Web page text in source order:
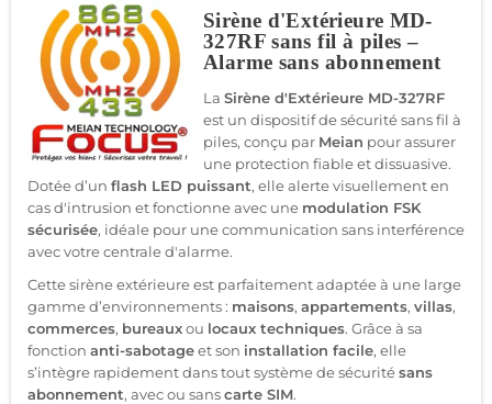
Sirène d'Extérieure MD-
327RF sans fil à piles –
Alarme sans abonnement
La Sirène d'Extérieure MD-327RF
est un dispositif de sécurité sans fil à
piles, conçu par Meian pour assurer
une protection fiable et dissuasive.
Dotée d’un flash LED puissant, elle alerte visuellement en
cas d'intrusion et fonctionne avec une modulation FSK
sécurisée, idéale pour une communication sans interférence
avec votre centrale d'alarme.
Cette sirène extérieure est parfaitement adaptée à une large
gamme d’environnements : maisons, appartements, villas,
commerces, bureauxou locaux techniques. Grâce à sa
fonction anti-sabotageet son installation facile, elle
s’intègre rapidement dans tout système de sécuritésans
abonnement, avec ou sanscarte SIM.